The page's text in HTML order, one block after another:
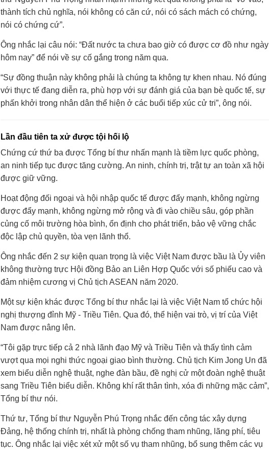
thành tích chủ nghĩa, nói không có căn cứ, nói có sách mách có chứng,
nói có chứng cứ”.
Ông nhắc lại câu nói: “Đất nước ta chưa bao giờ có được cơ đồ như ngày
hôm nay” để nói về sự cố gắng trong năm qua.
“Sự đồng thuận này không phải là chúng ta không tự khen nhau. Nó đúng
với thực tế đang diễn ra, phù hợp với sự đánh giá của bạn bè quốc tế, sự
phấn khởi trong nhân dân thể hiện ở các buổi tiếp xúc cử tri”, ông nói.
Lần đầu tiên ta xử được tội hối lộ
Chứng cứ thứ ba được Tổng bí thư nhấn mạnh là tiềm lực quốc phòng,
an ninh tiếp tục được tăng cường. An ninh, chính trị, trật tự an toàn xã hội
được giữ vững.
Hoạt động đối ngoại và hội nhập quốc tế được đẩy mạnh, không ngừng
được đẩy mạnh, không ngừng mở rộng và đi vào chiều sâu, góp phần
củng cố môi trường hòa bình, ổn định cho phát triển, bảo vệ vững chắc
độc lập chủ quyền, tòa vẹn lãnh thổ.
Ông nhắc đến 2 sự kiện quan trọng là việc Việt Nam được bầu là Ủy viên
không thường trực Hội đồng Bảo an Liên Hợp Quốc với số phiếu cao và
đảm nhiệm cương vị Chủ tịch ASEAN năm 2020.
Một sự kiện khác được Tổng bí thư nhắc lại là việc Việt Nam tổ chức hội
nghị thượng đỉnh Mỹ - Triều Tiên. Qua đó, thể hiện vai trò, vị trí của Việt
Nam được nâng lên.
“Tôi gặp trực tiếp cả 2 nhà lãnh đạo Mỹ và Triều Tiên và thấy tình cảm
vượt qua mọi nghi thức ngoại giao bình thường. Chủ tịch Kim Jong Un đã
xem biểu diễn nghệ thuật, nghe đàn bầu, đề nghị cử một đoàn nghệ thuật
sang Triều Tiên biểu diễn. Không khí rất thân tình, xóa đi những mặc cảm”,
Tổng bí thư nói.
Thứ tư, Tổng bí thư Nguyễn Phú Trọng nhắc đến công tác xây dựng
Đảng, hệ thống chính trị, nhất là phòng chống tham nhũng, lãng phí, tiêu
tục. Ông nhắc lại việc xét xử một số vụ tham nhũng, bổ sung thêm các vụ